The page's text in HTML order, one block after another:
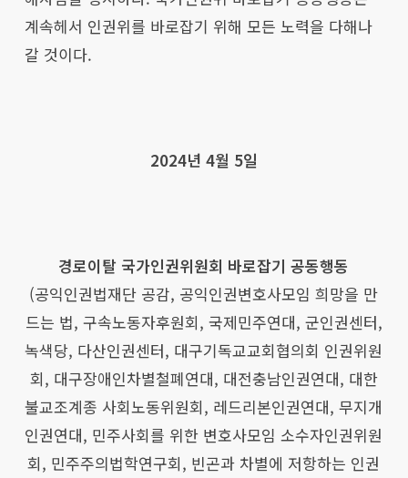
계속헤서 인권위를 바로잡기 위해 모든 노력을 다해나
갈 것이다.
2024년 4월 5일
경로이탈 국가인권위원회 바로잡기 공동행동
(공익인권법재단 공감, 공익인권변호사모임 희망을 만
드는 법, 구속노동자후원회, 국제민주연대, 군인권센터,
녹색당, 다산인권센터, 대구기독교교회협의회 인권위원
회, 대구장애인차별철폐연대, 대전충남인권연대, 대한
불교조계종 사회노동위원회, 레드리본인권연대, 무지개
인권연대, 민주사회를 위한 변호사모임 소수자인권위원
회, 민주주의법학연구회, 빈곤과 차별에 저항하는 인권